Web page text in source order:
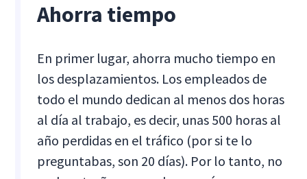
Ahorra tiempo
En primer lugar, ahorra mucho tiempo en
los desplazamientos. Los empleados de
todo el mundo dedican al menos dos horas
al día al trabajo, es decir, unas 500 horas al
año perdidas en el tráfico (por si te lo
preguntabas, son 20 días). Por lo tanto, no